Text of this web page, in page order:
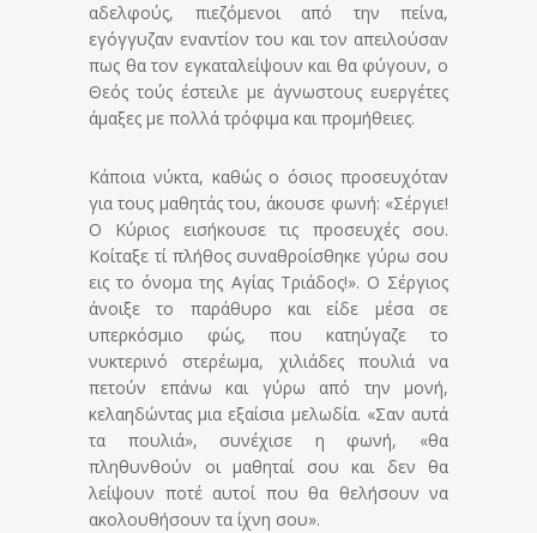
αδελφούς, πιεζόμενοι από την πείνα,
εγόγγυζαν εναντίον του και τον απειλούσαν
πως θα τον εγκαταλείψουν και θα φύγουν, ο
Θεός τούς έστειλε με άγνωστους ευεργέτες
άμαξες με πολλά τρόφιμα και προμήθειες.
Κάποια νύκτα, καθώς ο όσιος προσευχόταν
για τους μαθητάς του, άκουσε φωνή: «Σέργιε!
Ο Κύριος εισήκουσε τις προσευχές σου.
Κοίταξε τί πλήθος συναθροίσθηκε γύρω σου
εις το όνομα της Αγίας Τριάδος!». Ο Σέργιος
άνοιξε το παράθυρο και είδε μέσα σε
υπερκόσμιο φώς, που κατηύγαζε το
νυκτερινό στερέωμα, χιλιάδες πουλιά να
πετούν επάνω και γύρω από την μονή,
κελαηδώντας μια εξαίσια μελωδία. «Σαν αυτά
τα πουλιά», συνέχισε η φωνή, «θα
πληθυνθούν οι μαθηταί σου και δεν θα
λείψουν ποτέ αυτοί που θα θελήσουν να
ακολουθήσουν τα ίχνη σου».